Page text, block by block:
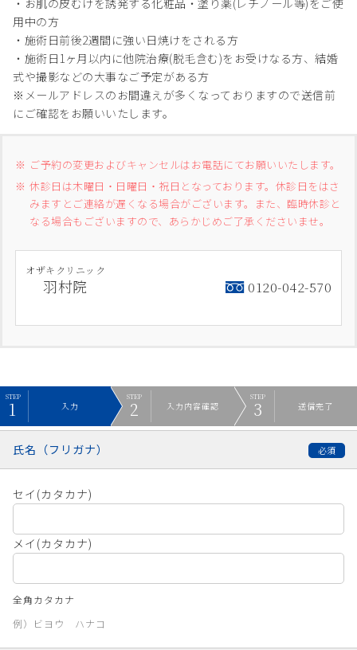
用中の方
・施術日前後2週間に強い日焼けをされる方
・施術日1ヶ月以内に他院治療(脱毛含む)をお受けなる方、結婚
式や撮影などの大事なご予定がある方
※メールアドレスのお間違えが多くなっておりますので送信前
にご確認をお願いいたします。
ご予約の変更およびキャンセルはお電話にてお願いいたします。
休診日は木曜日・日曜日・祝日となっております。休診日をはさ
みますとご連絡が遅くなる場合がございます。また、臨時休診と
なる場合もございますので、あらかじめご了承くださいませ。
オザキクリニック
羽村院 0120-042-570
入力 入力内容確認 送信完了
氏名（フリガナ）
セイ(カタカナ)
メイ(カタカナ)
全角カタカナ
例）ビヨウ ハナコ